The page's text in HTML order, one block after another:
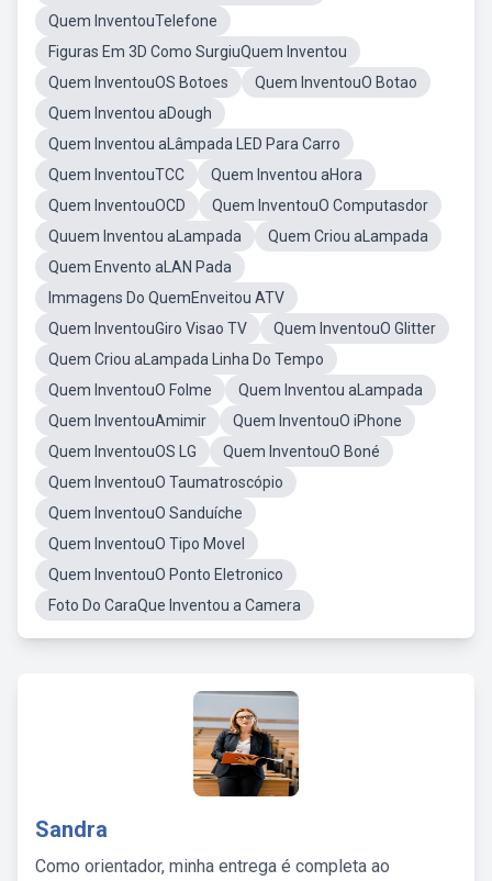
Quem InventouTelefone
Figuras Em 3D Como SurgiuQuem Inventou
Quem InventouOS Botoes
Quem InventouO Botao
Quem Inventou aDough
Quem Inventou aLâmpada LED Para Carro
Quem InventouTCC
Quem Inventou aHora
Quem InventouOCD
Quem InventouO Computasdor
Quuem Inventou aLampada
Quem Criou aLampada
Quem Envento aLAN Pada
Immagens Do QuemEnveitou ATV
Quem InventouGiro Visao TV
Quem InventouO Glitter
Quem Criou aLampada Linha Do Tempo
Quem InventouO Folme
Quem Inventou aLampada
Quem InventouAmimir
Quem InventouO iPhone
Quem InventouOS LG
Quem InventouO Boné
Quem InventouO Taumatroscópio
Quem InventouO Sanduíche
Quem InventouO Tipo Movel
Quem InventouO Ponto Eletronico
Foto Do CaraQue Inventou a Camera
Sandra
Como orientador, minha entrega é completa ao